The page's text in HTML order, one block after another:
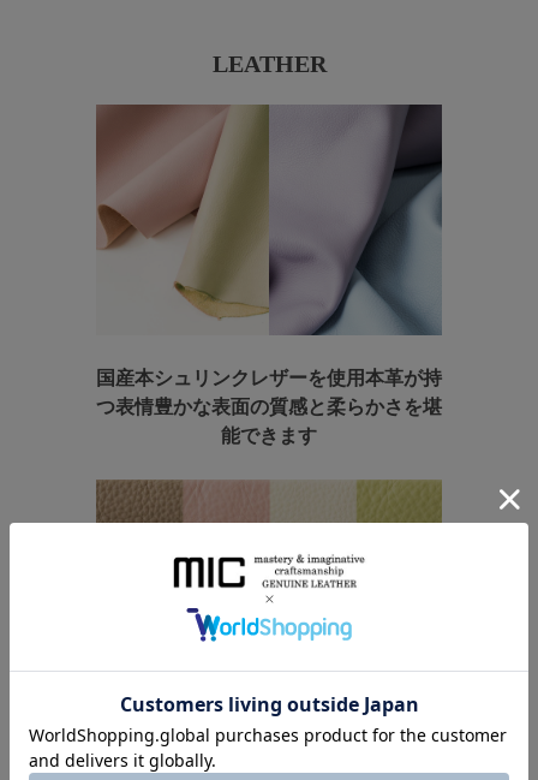
LEATHER
国産本シュリンクレザーを使用本革が持
つ表情豊かな表面の質感と柔らかさを堪
能できます
COLOR